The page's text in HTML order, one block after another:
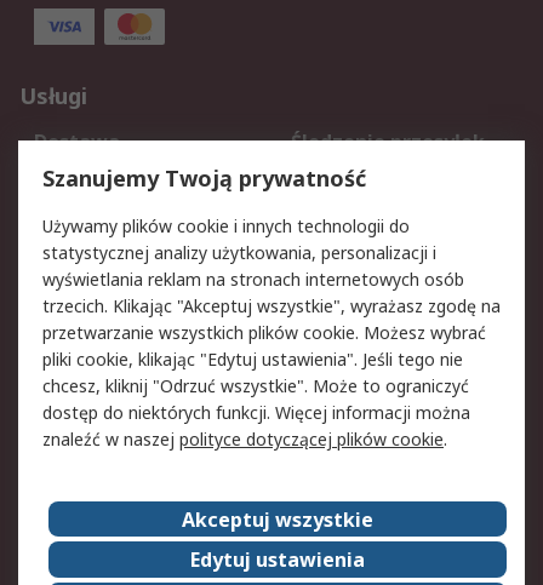
Usługi
Dostawa
Śledzenie przesyłek
Reklamacje i zwroty
Rejestracja
Aspekty prawne
Bezpieczeństwo e-
maila
Polityka dotycząca
plików cookie
Polityka prywatności
Użytkowanie witryny
Zastrzeżenia prawne
Warunki Sprzedaży
Kontakt
O firmie RS
RS na świecie
Szanujemy Twoją prywatność
Używamy plików cookie i innych technologii do
statystycznej analizy użytkowania, personalizacji i
wyświetlania reklam na stronach internetowych osób
trzecich. Klikając "Akceptuj wszystkie", wyrażasz zgodę na
przetwarzanie wszystkich plików cookie. Możesz wybrać
pliki cookie, klikając "Edytuj ustawienia". Jeśli tego nie
chcesz, kliknij "Odrzuć wszystkie". Może to ograniczyć
dostęp do niektórych funkcji. Więcej informacji można
znaleźć w naszej polityce dotyczącej plików cookie.
Akceptuj wszystkie
Edytuj ustawienia